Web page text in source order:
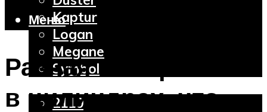
Kaptur
Logan
Megane
Symbol
2110
Меню
Разная компрессия
в цилиндрах: что